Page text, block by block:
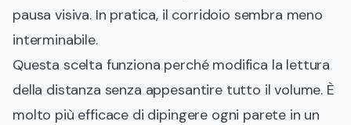
pausa visiva. In pratica, il corridoio sembra meno
interminabile.
Questa scelta funziona perché modifica la lettura
della distanza senza appesantire tutto il volume. È
molto più efficace di dipingere ogni parete in un